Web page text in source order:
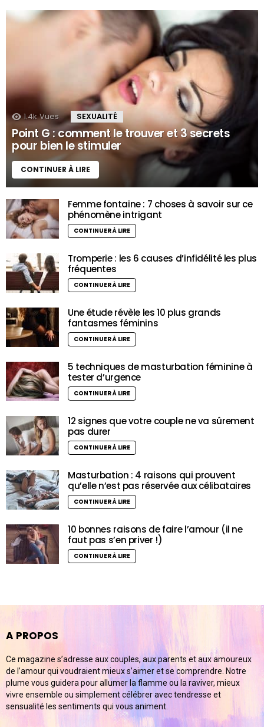
1.4k Vues SEXUALITÉ
Point G : comment le trouver et 3 secrets
pour bien le stimuler
CONTINUER À LIRE
Femme fontaine : 7 choses à savoir sur ce
phénomène intrigant
CONTINUER À LIRE
Tromperie : les 6 causes d’infidélité les plus
fréquentes
CONTINUER À LIRE
Une étude révèle les 10 plus grands
fantasmes féminins
CONTINUER À LIRE
5 techniques de masturbation féminine à
tester d’urgence
CONTINUER À LIRE
12 signes que votre couple ne va sûrement
pas durer
CONTINUER À LIRE
Masturbation : 4 raisons qui prouvent
qu’elle n’est pas réservée aux célibataires
CONTINUER À LIRE
10 bonnes raisons de faire l’amour (il ne
faut pas s’en priver !)
CONTINUER À LIRE
A PROPOS
Ce magazine s’adresse aux couples, aux parents et aux amoureux
de l’amour qui voudraient mieux s’aimer et se comprendre. Notre
plume vous guidera pour allumer la flamme ou la raviver, mieux
vivre ensemble ou simplement célébrer avec tendresse et
sensualité les sentiments qui vous animent.